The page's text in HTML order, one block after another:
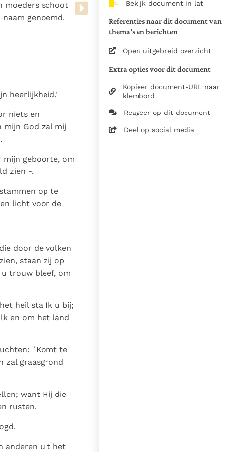
van de documenten
1975
nl
Bekijk document in lat
Referenties naar dit document van
thema's en berichten
Open uitgebreid overzicht
Extra opties voor dit document
Kopieer document-URL naar
klembord
Reageer op dit document
Deel op social media
moeders schoot
genoemd.
heerlijkheid.'
niets en
mijn God zal mij
mijn geboorte, om
zien -.
op te
licht voor de
door de volken
staan zij op
u trouw bleef, om
heil sta Ik u bij;
en om het land
`Komt te
zal graasgrond
want Hij die
rusten.
anderen uit het